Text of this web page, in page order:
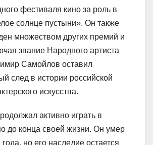
фестиваля кино за роль в
солнце пустыни». Он также
множеством других премий и
звание Народного артиста
Самойлов оставил
след в истории российской
искусства.
активно играть в
до конца своей жизни. Он умер
но его наследие остается